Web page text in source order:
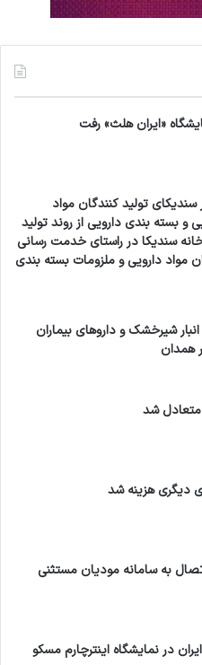
«ایران هلث» رفت
تولید کنندگان مواد
و بسته بندی دارویی از روند تولید
سندیکا در راستای خدمت رسانی
مواد دارویی و ملزومات بسته بندی
شیرخشک و داروهای بیماران
همدان
شد
دیگری هزینه شد
به سامانه مودیان مستثنی
در نمایشگاه اینترچارم مسکو